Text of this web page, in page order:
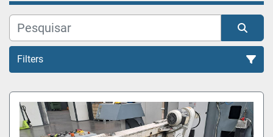
Filters
Todas as Categorias
Organizar por